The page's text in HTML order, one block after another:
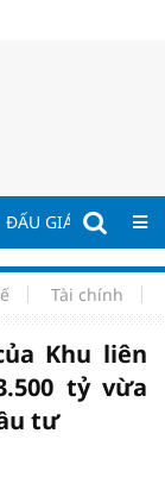
ĐẤU GIÁ - ĐẤU
Tài chính
Khu liên
tỷ vừa
tư